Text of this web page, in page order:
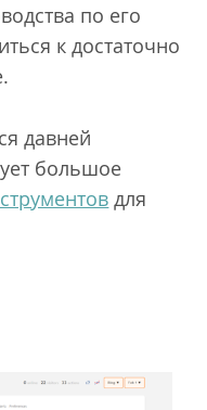
по его
к достаточно
давней
большое
для